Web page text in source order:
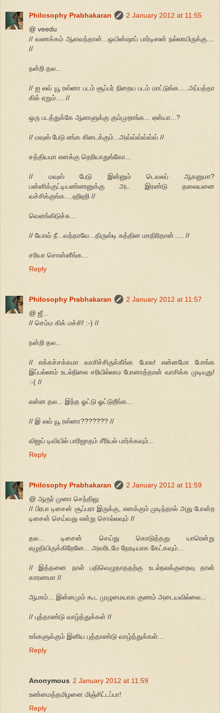
Philosophy Prabhakaran
2 January 2012 at 11:55
@ veedu
// வணக்கம் ஆளவந்தான்...ஒயின்ஷாப் பார்டிஸன் நல்லாயிருக்கு....
//
நன்றி தல...
// ஐ லவ் யூ ரஸ்னா படம் சூப்பர் நிறைய படம் மாட்டுங்க.....அப்பத்தா
கிக் ஏறும்.... //
ஒரு படத்துக்கே ஆளாளுக்கு கும்முறாங்க... ஏன்யா...?
// மவுஸ் பேடு எங்க கிடைக்கும்...அவ்வ்வ்வ்வ்வ் //
சத்தியமா எனக்கு தெரியாதுங்கோ...
// மவுஸ் பேடு இன்னும் டெவலப் ஆகனுமா?
பன்னிக்குட்டியண்ணனுக்கு அட இரண்டு தலையனை
வச்சிக்குங்க....ஹிஹி //
வெளங்கிடுச்சு...
// யோவ் நீ...வந்தாவே...திருஸ்டி சுத்தின மாதிரிதான்..... //
சரியா சொன்னீங்க...
Reply
Philosophy Prabhakaran
2 January 2012 at 11:57
@ ஜீ...
// செம்ம கிக் மச்சி! :-) //
நன்றி தல...
// எக்கச்சக்கமா வாசிச்சிருக்கீங்க போல! என்னமோ போங்க
இப்பல்லாம் உடல்நிலை சரியில்லாம போனாத்தான் வாசிக்க முடியுது!
:-( //
என்ன தல... இந்த ஓட்டு ஓட்டுறீங்க...
// இ லவ் யூ ரஸ்னா??????? //
விஜய் டிவியில் பாரிஜாதம் சீரியல் பார்க்கவும்...
Reply
Philosophy Prabhakaran
2 January 2012 at 11:59
@ ஆரூர் முனா செந்திலு
// பிரபா டிசைன் சூப்பரா இருக்கு, எனக்கும் முடிந்தால் அது போன்ற
டிசைன் செய்வது என்று சொல்லவும் //
தல... டிசைன் செய்து கொடுத்தது யாரென்று
எழுதியிருக்கிறேனே... அவரிடமே நேரடியாக கேட்கவும்...
// இத்தனை நாள் பதிவெழுதாததற்கு உடல்நலக்குறைவு தான்
காரணமா //
ஆமாம்... இன்னமும் கூட முழுமையாக குணம் அடையவில்லை...
// புத்தாண்டு வாழ்த்துக்கள் //
உங்களுக்கும் இனிய புத்தாண்டு வாழ்த்துக்கள்...
Reply
Anonymous 2 January 2012 at 11:59
உண்மைத்தமிழனை மிஞ்சிட்டப்பா!
Reply